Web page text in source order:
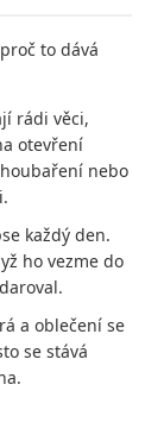
to dává
rádi věci,
otevření
nebo
každý den.
ho vezme do
a oblečení se
se stává